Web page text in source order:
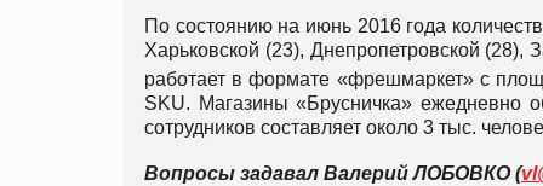
По состоянию на июнь 2016 года
Харьковской (23), Днепропетровской (28),
работает в формате «фрешмаркет» с
SKU. Магазины «Брусничка» ежедневно
сотрудников составляет около 3 тыс.
Вопросы задавал Валерий ЛОБОВКО (